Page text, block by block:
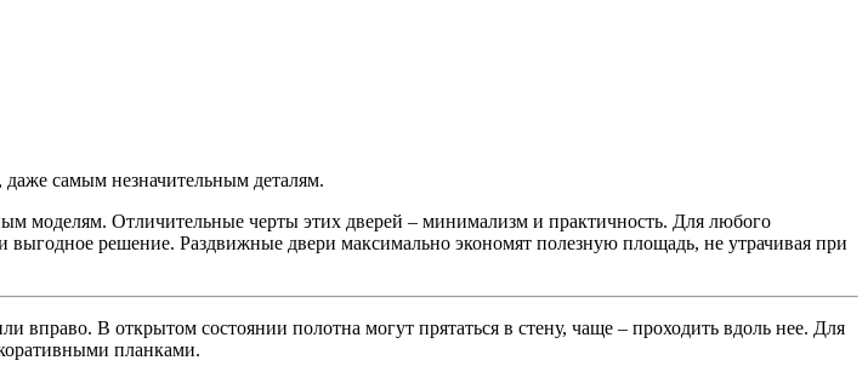
самым незначительным деталям.
моделям. Отличительные черты этих дверей – минимализм и практичность. Для любого
решение. Раздвижные двери максимально экономят полезную площадь, не утрачивая при
В открытом состоянии полотна могут прятаться в стену, чаще – проходить вдоль нее. Для
планками.